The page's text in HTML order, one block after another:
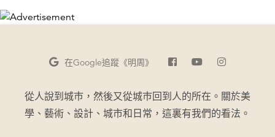
在Google追蹤《明周》
從人說到城巿，然後又從城巿回到人的所在。關於美
學、藝術、設計、城市和日常，這裏有我們的看法。